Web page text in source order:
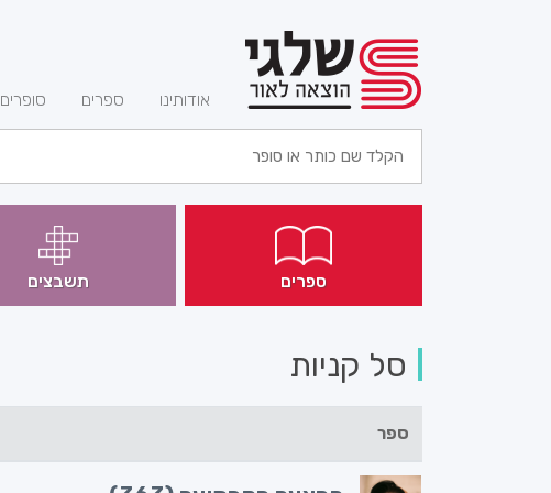
אודותינו ספרים סופרים
ספרים תשבצים
סל קניות
ספר